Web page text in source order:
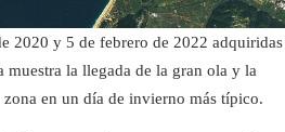
2020 y 5 de febrero de 2022 adquiridas
muestra la llegada de la gran ola y la
zona en un día de invierno más típico.